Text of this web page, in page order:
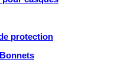
protection